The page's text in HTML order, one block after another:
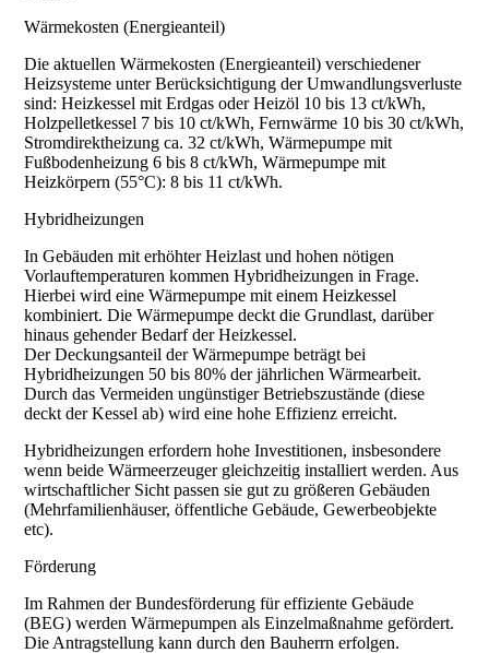
Wärmekosten (Energieanteil)
Die aktuellen Wärmekosten (Energieanteil) verschiedener
Heizsysteme unter Berücksichtigung der Umwandlungsverluste
sind: Heizkessel mit Erdgas oder Heizöl 10 bis 13 ct/kWh,
Holzpelletkessel 7 bis 10 ct/kWh, Fernwärme 10 bis 30 ct/kWh,
Stromdirektheizung ca. 32 ct/kWh, Wärmepumpe mit
Fußbodenheizung 6 bis 8 ct/kWh, Wärmepumpe mit
Heizkörpern (55°C): 8 bis 11 ct/kWh.
Hybridheizungen
In Gebäuden mit erhöhter Heizlast und hohen nötigen
Vorlauftemperaturen kommen Hybridheizungen in Frage.
Hierbei wird eine Wärmepumpe mit einem Heizkessel
kombiniert. Die Wärmepumpe deckt die Grundlast, darüber
hinaus gehender Bedarf der Heizkessel.
Der Deckungsanteil der Wärmepumpe beträgt bei
Hybridheizungen 50 bis 80% der jährlichen Wärmearbeit.
Durch das Vermeiden ungünstiger Betriebszustände (diese
deckt der Kessel ab) wird eine hohe Effizienz erreicht.
Hybridheizungen erfordern hohe Investitionen, insbesondere
wenn beide Wärmeerzeuger gleichzeitig installiert werden. Aus
wirtschaftlicher Sicht passen sie gut zu größeren Gebäuden
(Mehrfamilienhäuser, öffentliche Gebäude, Gewerbeobjekte
etc).
Förderung
Im Rahmen der Bundesförderung für effiziente Gebäude
(BEG) werden Wärmepumpen als Einzelmaßnahme gefördert.
Die Antragstellung kann durch den Bauherrn erfolgen.